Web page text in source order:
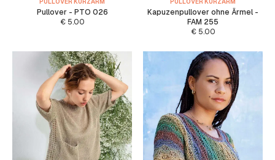
Pullover - PTO 026
€5.00
Kapuzenpullover ohne Ärmel -
FAM 255
€5.00